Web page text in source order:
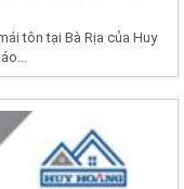
tôn tại Bà Rịa của Huy